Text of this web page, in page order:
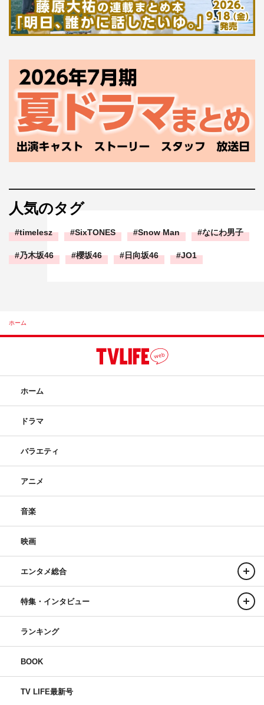
人気のタグ
timelesz SixTONES Snow Man なにわ男子
乃木坂46 櫻坂46 日向坂46 JO1
ホーム
ホーム
ドラマ
バラエティ
アニメ
音楽
映画
エンタメ総合
特集・インタビュー
ランキング
BOOK
TV LIFE最新号